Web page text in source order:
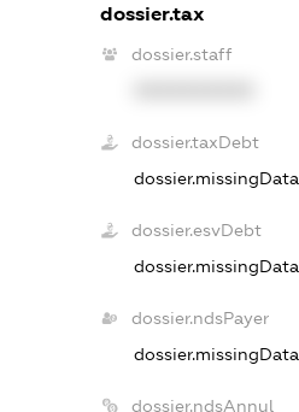
dossier.tax
dossier.staff
dossier.taxDebt
dossier.missingData
dossier.esvDebt
dossier.missingData
dossier.ndsPayer
dossier.missingData
dossier.ndsAnnul